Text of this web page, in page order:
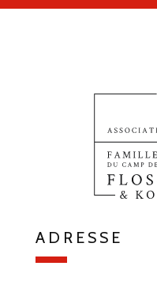
ADRESSE